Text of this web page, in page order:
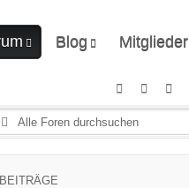
Blog Mitglieder
Benutzer online
Mitgliedersuche